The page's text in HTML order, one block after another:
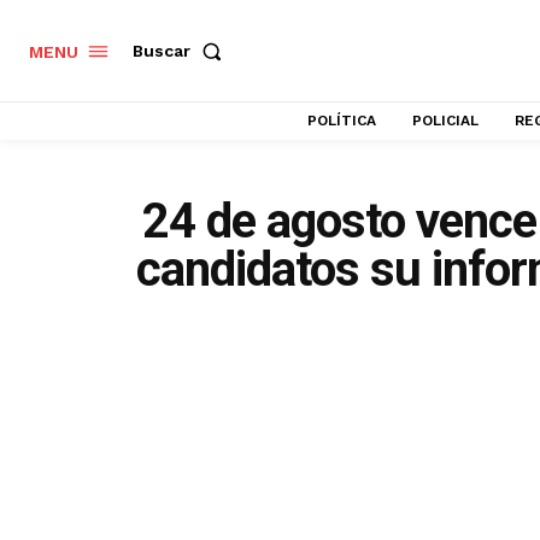
MENU Buscar
POLÍTICA POLICIAL
24 de agosto
candidatos su